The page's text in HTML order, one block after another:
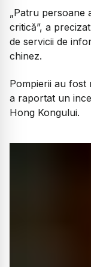
„Patru persoane
critică”, a
de servicii de
chinez.
Pompierii au fost
a raportat un
Hong Kongului.